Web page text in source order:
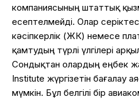
компаниясының штаттық
есептелмейді. Олар
кәсіпкерлік (ЖК) немесе
қамтудың түрлі үлгілері
Сондықтан олардың еңбек
Institute жүргізетін бағалау
мүмкін. Бұл белгілі бір